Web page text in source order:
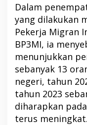
Dalam
yang dilakukan
Pekerja Migran
BP3MI, ia
menunjukkan
sebanyak 13
negeri, tahun
tahun 2023
diharapkan
terus meningkat.